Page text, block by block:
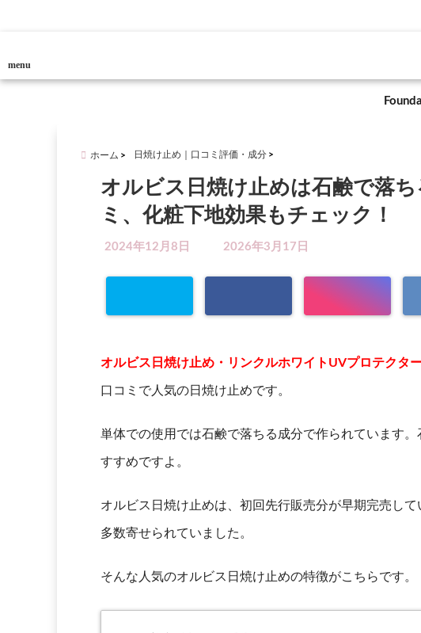
menu
ホーム 日焼け止め｜口コミ評価・成分
オルビス日焼け止めは石鹸で落
ミ、化粧下地効果もチェック！
2024年12月8日 2026年3月17日
オルビス日焼け止め・リンクルホワイトUVプロテクタ
口コミで人気の日焼け止めです。
単体での使用では石鹸で落ちる成分で作られています
すすめですよ。
オルビス日焼け止めは、初回先行販売分が早期完売し
多数寄せられていました。
そんな人気のオルビス日焼け止めの特徴がこちらです。